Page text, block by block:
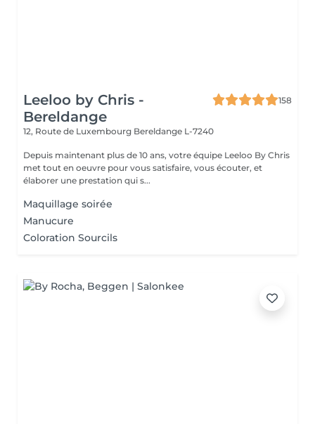
Leeloo by Chris -
Bereldange
158
12, Route de Luxembourg Bereldange L-7240
Depuis maintenant plus de 10 ans, votre équipe Leeloo By Chris
met tout en oeuvre pour vous satisfaire, vous écouter, et
élaborer une prestation qui s...
Maquillage soirée
Manucure
Coloration Sourcils